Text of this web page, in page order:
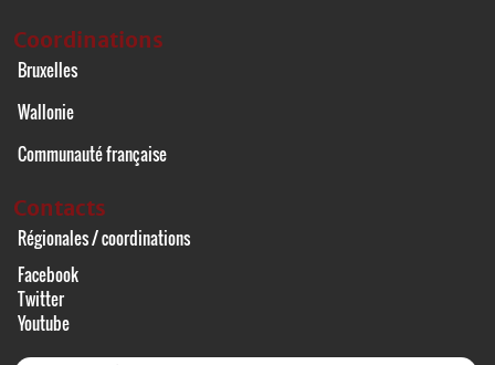
Coordinations
Bruxelles
Wallonie
Communauté française
Contacts
Régionales / coordinations
Facebook
Twitter
Youtube